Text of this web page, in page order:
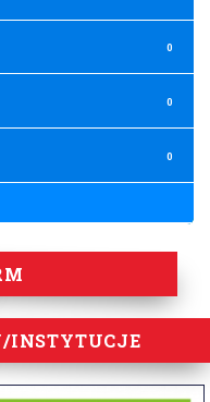
0
0
0
INSTYTUCJE